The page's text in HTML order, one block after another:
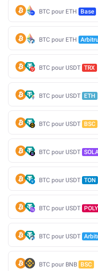
BTC pour ETH Base
BTC pour ETH
BTC pour USDT TRX
BTC pour USDT ETH
BTC pour USDT BSC
BTC pour USDT
BTC pour USDT TON
BTC pour USDT
BTC pour USDT
BTC pour BNB BSC